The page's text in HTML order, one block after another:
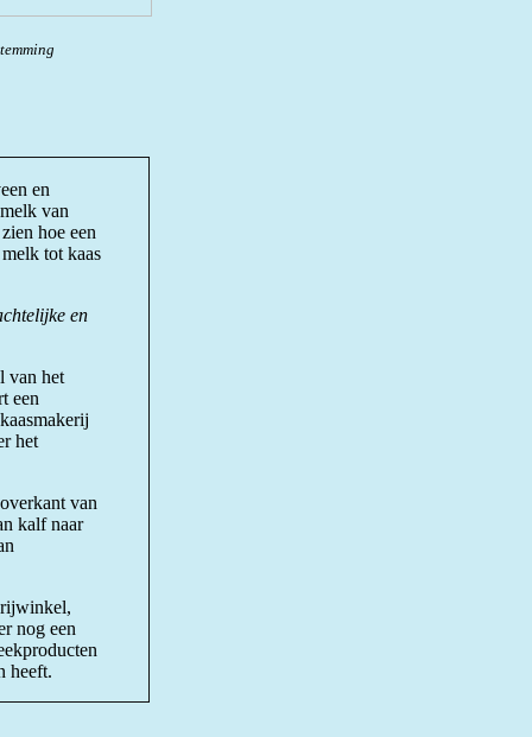
en
van
hoe een
tot kaas
en
van het
een
het
van
kalf naar
nog een
heeft.